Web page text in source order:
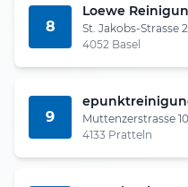
8
Loewe
St. Jakobs-Strasse
4052 Basel
9
Muttenzerstrasse
4133 Pratteln